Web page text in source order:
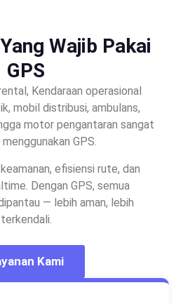
Wajib Pakai
GPS
Kendaraan operasional
mobil distribusi, ambulans,
motor pengantaran sangat
GPS.
efisiensi rute, dan
Dengan GPS, semua
— lebih aman, lebih
terkendali.
Kami